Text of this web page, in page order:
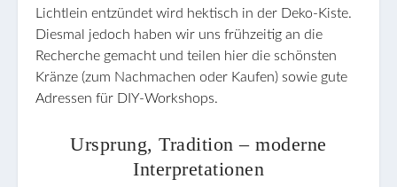
Lichtlein entzündet wird hektisch in der Deko-Kiste.
Diesmal jedoch haben wir uns frühzeitig an die
Recherche gemacht und teilen hier die schönsten
Kränze (zum Nachmachen oder Kaufen) sowie gute
Adressen für DIY-Workshops.
Ursprung, Tradition – moderne
Interpretationen